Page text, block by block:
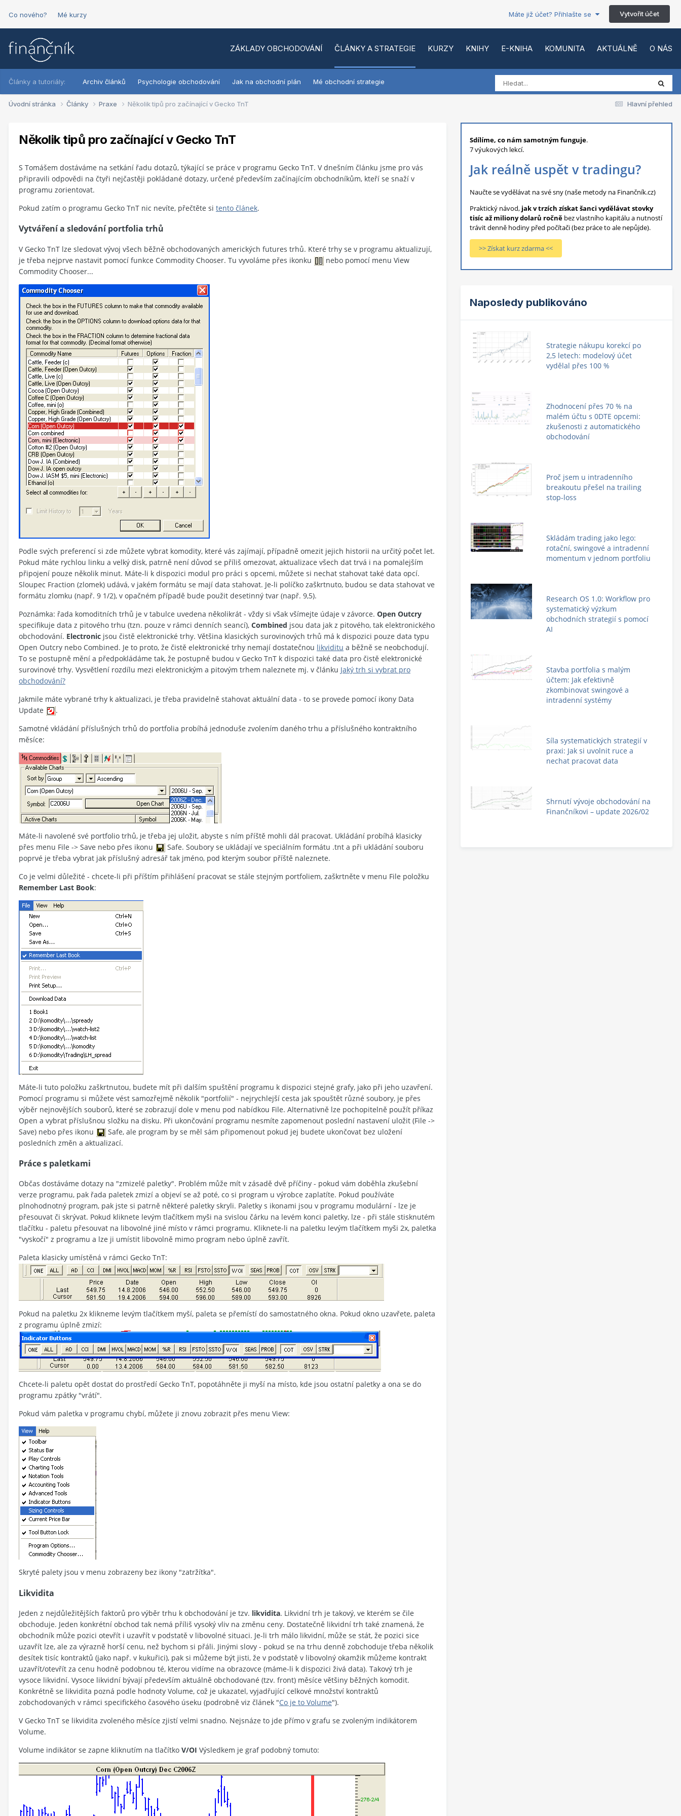
Co nového? Mé kurzy Máte již účet? Přihlašte se Vytvořit účet
ZÁKLADY OBCHODOVÁNÍ ČLÁNKY A STRATEGIE KURZY KNIHY E-KNIHA KOMUNITA AKTUÁLNĚ O NÁS
Články a tutoriály: Archiv článků Psychologie obchodování Jak na obchodní plán Mé obchodní strategie
Hlavní přehled
Úvodní stránka Články Praxe Několik tipů pro začínající v Gecko TnT
Několik tipů pro začínající v Gecko TnT
S Tomášem dostáváme na setkání řadu dotazů, týkající se práce v programu Gecko TnT. V dnešním článku jsme pro vás
připravili odpovědi na čtyři nejčastěji pokládané dotazy, určené především začínajícím obchodníkům, kteří se snaží v
programu zorientovat.
Pokud zatím o programu Gecko TnT nic nevíte, přečtěte si tento článek.
Vytváření a sledování portfolia trhů
V Gecko TnT lze sledovat vývoj všech běžně obchodovaných amerických futures trhů. Které trhy se v programu aktualizují,
je třeba nejprve nastavit pomocí funkce Commodity Chooser. Tu vyvoláme přes ikonku
nebo pomocí menu View
Commodity Chooser...
Podle svých preferencí si zde můžete vybrat komodity, které vás zajímají, případně omezit jejich historii na určitý počet let.
Pokud máte rychlou linku a velký disk, patrně není důvod se příliš omezovat, aktualizace všech dat trvá i na pomalejším
připojení pouze několik minut. Máte-li k dispozici modul pro práci s opcemi, můžete si nechat stahovat také data opcí.
Sloupec Fraction (zlomek) udává, v jakém formátu se mají data stahovat. Je-li políčko zaškrtnuto, budou se data stahovat ve
formátu zlomku (např. 9 1/2), v opačném případě bude použit desetinný tvar (např. 9,5).
Poznámka: řada komoditních trhů je v tabulce uvedena několikrát - vždy si však všímejte údaje v závorce. Open Outcry
specifikuje data z pitového trhu (tzn. pouze v rámci denních seancí), Combined jsou data jak z pitového, tak elektronického
obchodování. Electronic jsou čistě elektronické trhy. Většina klasických surovinových trhů má k dispozici pouze data typu
Open Outcry nebo Combined. Je to proto, že čistě elektronické trhy nemají dostatečnou likviditu a běžně se neobchodují.
To se postupně mění a předpokládáme tak, že postupně budou v Gecko TnT k dispozici také data pro čistě elektronické
surovinové trhy. Vysvětlení rozdílu mezi elektronickým a pitovým trhem naleznete mj. v článku Jaký trh si vybrat pro
obchodování?
Jakmile máte vybrané trhy k aktualizaci, je třeba pravidelně stahovat aktuální data - to se provede pomocí ikony Data
Update
.
Samotné vkládání příslušných trhů do portfolia probíhá jednoduše zvolením daného trhu a příslušného kontraktního
měsíce:
Máte-li navolené své portfolio trhů, je třeba jej uložit, abyste s ním příště mohli dál pracovat. Ukládání probíhá klasicky
přes menu File -> Save nebo přes ikonu
Safe. Soubory se ukládají ve speciálním formátu .tnt a při ukládání souboru
poprvé je třeba vybrat jak příslušný adresář tak jméno, pod kterým soubor příště naleznete.
Co je velmi důležité - chcete-li při příštím přihlášení pracovat se stále stejným portfoliem, zaškrtněte v menu File položku
Remember Last Book:
Máte-li tuto položku zaškrtnutou, budete mít při dalším spuštění programu k dispozici stejné grafy, jako při jeho uzavření.
Pomocí programu si můžete vést samozřejmě několik "portfolií" - nejrychlejší cesta jak spouštět různé soubory, je přes
výběr nejnovějších souborů, které se zobrazují dole v menu pod nabídkou File. Alternativně lze pochopitelně použít příkaz
Open a vybrat příslušnou složku na disku. Při ukončování programu nesmíte zapomenout poslední nastavení uložit (File ->
Save) nebo přes ikonu
Safe, ale program by se měl sám připomenout pokud jej budete ukončovat bez uložení
posledních změn a aktualizací.
Práce s paletkami
Občas dostáváme dotazy na "zmizelé paletky". Problém může mít v zásadě dvě příčiny - pokud vám doběhla zkušební
verze programu, pak řada paletek zmizí a objeví se až poté, co si program u výrobce zaplatíte. Pokud používáte
plnohodnotný program, pak jste si patrně některé paletky skryli. Paletky s ikonami jsou v programu modulární - lze je
přesouvat či skrývat. Pokud kliknete levým tlačítkem myši na svislou čárku na levém konci paletky, lze - při stále stisknutém
tlačítku - paletu přesouvat na libovolné jiné místo v rámci programu. Kliknete-li na paletku levým tlačítkem myši 2x, paletka
"vyskočí" z programu a lze ji umístit libovolně mimo program nebo úplně zavřít.
Paleta klasicky umístěná v rámci Gecko TnT:
Pokud na paletku 2x klikneme levým tlačítkem myší, paleta se přemístí do samostatného okna. Pokud okno uzavřete, paleta
z programu úplně zmizí:
Chcete-li paletu opět dostat do prostředí Gecko TnT, popotáhněte ji myší na místo, kde jsou ostatní paletky a ona se do
programu zpátky "vrátí".
Pokud vám paletka v programu chybí, můžete ji znovu zobrazit přes menu View:
Skryté palety jsou v menu zobrazeny bez ikony "zatržítka".
Likvidita
Jeden z nejdůležitějších faktorů pro výběr trhu k obchodování je tzv. likvidita. Likvidní trh je takový, ve kterém se čile
obchoduje. Jeden konkrétní obchod tak nemá příliš vysoký vliv na změnu ceny. Dostatečně likvidní trh také znamená, že
obchodník může pozici otevřít i uzavřít v podstatě v libovolné situaci. Je-li trh málo likvidní, může se stát, že pozici sice
uzavřít lze, ale za výrazně horší cenu, než bychom si přáli. Jinými slovy - pokud se na trhu denně zobchoduje třeba několik
desítek tisíc kontraktů (jako např. v kukuřici), pak si můžeme být jisti, že v podstatě v libovolný okamžik můžeme kontrakt
uzavřít/otevřít za cenu hodně podobnou té, kterou vidíme na obrazovce (máme-li k dispozici živá data). Takový trh je
vysoce likvidní. Vysoce likvidní bývají především aktuálně obchodované (tzv. front) měsíce většiny běžných komodit.
Konkrétně se likvidita pozná podle hodnoty Volume, což je ukazatel, vyjadřující celkové množství kontraktů
zobchodovaných v rámci specifického časového úseku (podrobně viz článek "Co je to Volume").
V Gecko TnT se likvidita zvoleného měsíce zjistí velmi snadno. Nejsnáze to jde přímo v grafu se zvoleným indikátorem
Volume.
Volume indikátor se zapne kliknutím na tlačítko V/OI Výsledkem je graf podobný tomuto:
Sdílíme, co nám samotným funguje.
7 výukových lekcí.
Jak reálně uspět v tradingu?
Naučte se vydělávat na své sny (naše metody na Finančník.cz)
Praktický návod, jak v trzích získat šanci vydělávat stovky
tisíc až miliony dolarů ročněbez vlastního kapitálu a nutností
trávit denně hodiny před počítači (bez práce to ale nepůjde).
>> Získat kurz zdarma <<
Naposledy publikováno
Strategie nákupu korekcí po
2,5 letech: modelový účet
vydělal přes 100 %
Zhodnocení přes 70 % na
malém účtu s 0DTE opcemi:
zkušenosti z automatického
obchodování
Proč jsem u intradenního
breakoutu přešel na trailing
stop-loss
Skládám trading jako lego:
rotační, swingové a intradenní
momentum v jednom portfoliu
Research OS 1.0: Workflow pro
systematický výzkum
obchodních strategií s pomocí
AI
Stavba portfolia s malým
účtem: Jak efektivně
zkombinovat swingové a
intradenní systémy
Síla systematických strategií v
praxi: Jak si uvolnit ruce a
nechat pracovat data
Shrnutí vývoje obchodování na
Finančníkovi – update 2026/02